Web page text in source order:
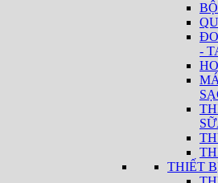
-
THIẾT